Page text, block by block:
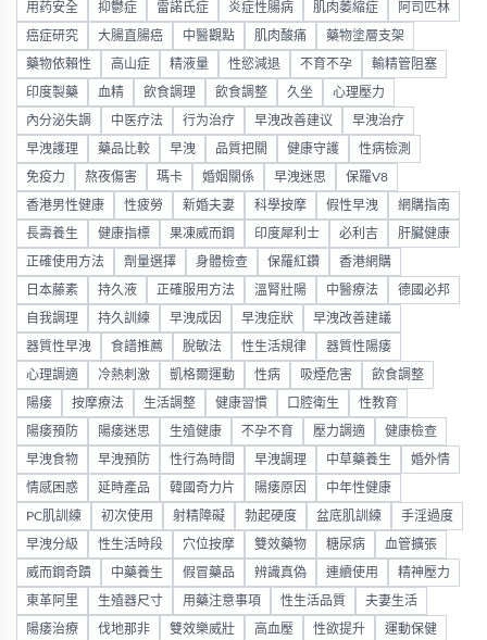
用药安全 抑鬱症 雷諾氏症 炎症性腸病 肌肉萎縮症 阿司匹林
癌症研究 大腸直腸癌 中醫觀點 肌肉酸痛 藥物塗層支架
藥物依賴性 高山症 精液量 性慾減退 不育不孕 輸精管阻塞
印度製藥 血精 飲食調理 飲食調整 久坐 心理壓力
內分泌失調 中医疗法 行为治疗 早洩改善建议 早洩治疗
早洩護理 藥品比較 早洩 品質把關 健康守護 性病檢測
免疫力 熬夜傷害 瑪卡 婚姻關係 早洩迷思 保羅V8
香港男性健康 性疲勞 新婚夫妻 科學按摩 假性早洩 網購指南
長壽養生 健康指標 果凍威而鋼 印度犀利士 必利吉 肝臟健康
正確使用方法 劑量選擇 身體檢查 保羅紅鑽 香港網購
日本藤素 持久液 正確服用方法 溫腎壯陽 中醫療法 德國必邦
自我調理 持久訓練 早洩成因 早洩症狀 早洩改善建議
器質性早洩 食譜推薦 脫敏法 性生活規律 器質性陽痿
心理調適 冷熱刺激 凱格爾運動 性病 吸煙危害 飲食調整
陽痿 按摩療法 生活調整 健康習慣 口腔衛生 性教育
陽痿預防 陽痿迷思 生殖健康 不孕不育 壓力調適 健康檢查
早洩食物 早洩預防 性行為時間 早洩調理 中草藥養生 婚外情
情感困惑 延時產品 韓國奇力片 陽痿原因 中年性健康
PC肌訓練 初次使用 射精障礙 勃起硬度 盆底肌訓練 手淫過度
早洩分級 性生活時段 穴位按摩 雙效藥物 糖尿病 血管擴張
威而鋼奇蹟 中藥養生 假冒藥品 辨識真偽 連續使用 精神壓力
東革阿里 生殖器尺寸 用藥注意事項 性生活品質 夫妻生活
陽痿治療 伐地那非 雙效樂威壯 高血壓 性欲提升 運動保健